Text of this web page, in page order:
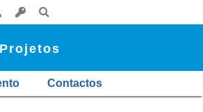
Projetos
Contactos